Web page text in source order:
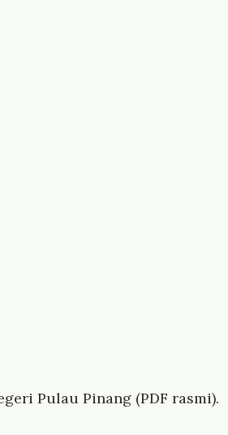
Pulau Pinang (PDF rasmi).